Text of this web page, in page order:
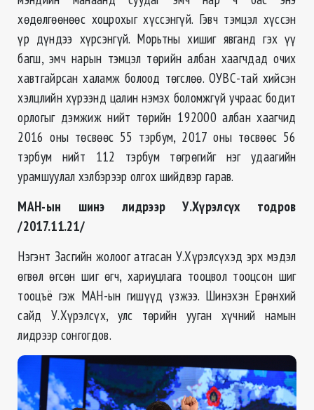
хөдөлгөөнөөс хоцрохыг хүссэнгүй. Гэвч тэмцэл хүссэн
үр дүндээ хүрсэнгүй. Морьтны хишиг явганд гэх үү
багш, эмч нарын тэмцэл төрийн албан хаагчдад очих
хавтгайрсан халамж болоод төгслөө. ОУВС-тай хийсэн
хэлцлийн хүрээнд цалин нэмэх боломжгүй учраас бодит
орлогыг дэмжиж нийт төрийн 192000 албан хаагчид
2016 оны төсвөөс 55 тэрбум, 2017 оны төсвөөс 56
тэрбум нийт 112 тэрбум төгрөгийг нэг удаагийн
урамшуулал хэлбэрээр олгох шийдвэр гарав.
МАН-ын шинэ лидрээр У.Хүрэлсүх тодров
/2017.11.21/
Нэгэнт Засгийн жолоог атгасан У.Хүрэлсүхэд эрх мэдэл
өгвөл өгсөн шиг өгч, хариуцлага тооцвол тооцсон шиг
тооцъё гэж МАН-ын гишүүд үзжээ. Шинэхэн Ерөнхий
сайд У.Хүрэлсүх, улс төрийн ууган хүчний намын
лидрээр сонгогдов.